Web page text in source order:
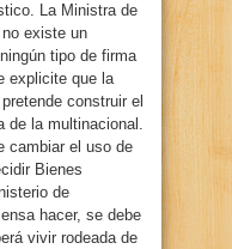
La Ministra de
existe un
tipo de firma
explicite que la
construir el
de la multinacional.
cambiar el uso de
Bienes
de
hacer, se debe
vivir rodeada de